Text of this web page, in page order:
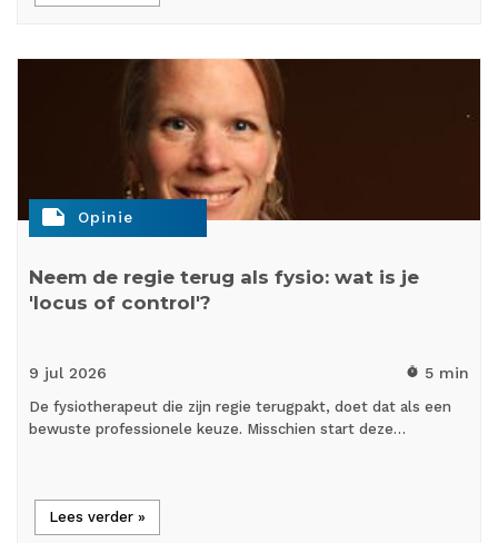
note Opinie
Neem de regie terug als fysio: wat is je
'locus of control'?
9 jul 2026 timer 5 min
De fysiotherapeut die zijn regie terugpakt, doet dat als een
bewuste professionele keuze. Misschien start deze…
Lees verder »